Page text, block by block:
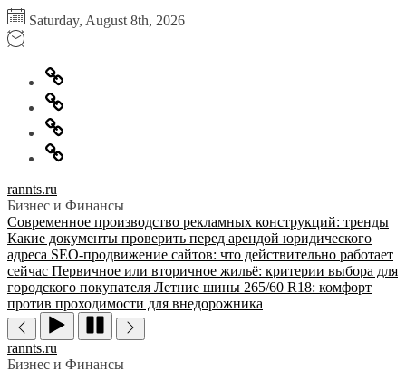
Перейти
к
содержимому
Saturday, August 8th, 2026
Главная
Информация
для
правообладателей
Обратная
связь
Политика
конфиденциальности
rannts.ru
Бизнес и Финансы
Современное производство рекламных конструкций: тренды
Какие документы проверить перед арендой юридического
адреса SEO-продвижение сайтов: что действительно работает
сейчас Первичное или вторичное жильё: критерии выбора для
городского покупателя Летние шины 265/60 R18: комфорт
против проходимости для внедорожника
rannts.ru
Бизнес и Финансы